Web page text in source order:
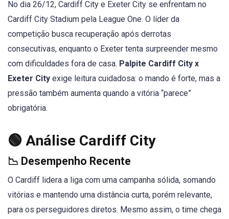
No dia 26/12, Cardiff City e Exeter City se enfrentam no
Cardiff City Stadium pela League One. O líder da
competição busca recuperação após derrotas
consecutivas, enquanto o Exeter tenta surpreender mesmo
com dificuldades fora de casa. Palpite Cardiff City x
Exeter City exige leitura cuidadosa: o mando é forte, mas a
pressão também aumenta quando a vitória “parece”
obrigatória.
🟢 Análise Cardiff City
📉 Desempenho Recente
O Cardiff lidera a liga com uma campanha sólida, somando
vitórias e mantendo uma distância curta, porém relevante,
para os perseguidores diretos. Mesmo assim, o time chega